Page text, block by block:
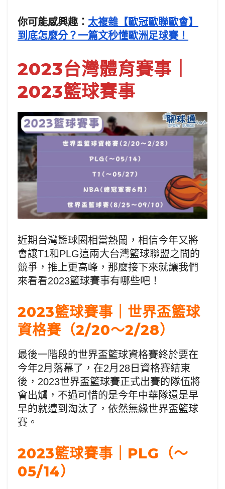
你可能感興趣： 太複雜【歐冠歐聯歐會】
到底怎麼分？一篇文秒懂歐洲足球賽！
2023台灣體育賽事｜
2023籃球賽事
近期台灣籃球圈相當熱鬧，相信今年又將
會讓T1和PLG這兩大台灣籃球聯盟之間的
競爭，推上更高峰，那麼接下來就讓我們
來看看2023籃球賽事有哪些吧！
2023籃球賽事｜世界盃籃球
資格賽（2/20～2/28）
最後一階段的世界盃籃球資格賽終於要在
今年2月落幕了，在2月28日資格賽結束
後，2023世界盃籃球賽正式出賽的隊伍將
會出爐，不過可惜的是今年中華隊還是早
早的就遭到淘汰了，依然無緣世界盃籃球
賽。
2023籃球賽事｜PLG（～
05/14）